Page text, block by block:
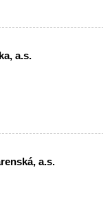
a.s.
a.s.